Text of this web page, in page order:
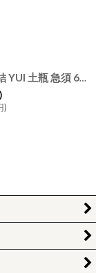
【SALIU】結 YUI 土瓶 急須 600ml 蓋 交換用部品
)